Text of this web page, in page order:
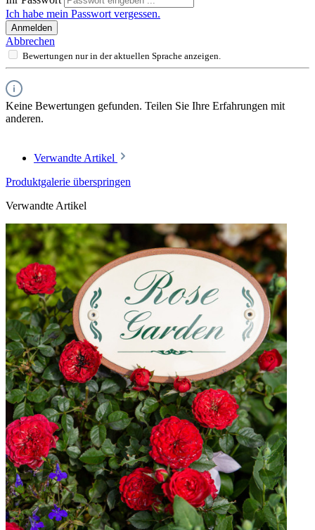
Ich habe mein Passwort vergessen.
Anmelden
Abbrechen
Bewertungen nur in der aktuellen Sprache anzeigen.
Keine Bewertungen gefunden. Teilen Sie Ihre Erfahrungen mit
anderen.
Verwandte Artikel
Produktgalerie überspringen
Verwandte Artikel